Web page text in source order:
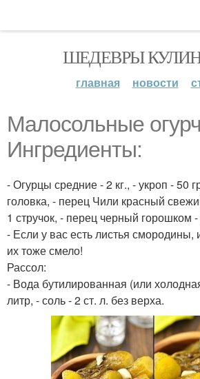
ШЕДЕВРЫ
главная новости
Малосольные
Ингредиенты:
- Огурцы средние - 2 кг., - укроп - 50
головка, - перец Чили красный
1 стручок, - перец черный горошком
- Если у вас есть листья смородины,
их тоже смело!
Рассол:
- Вода бутилированная (или
литр, - соль - 2 ст. л. без верха.